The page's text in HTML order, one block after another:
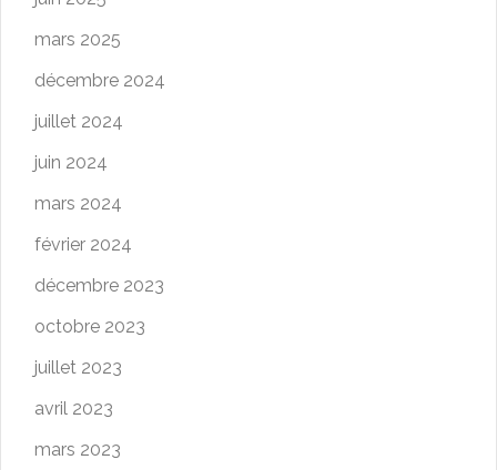
mars 2025
décembre 2024
juillet 2024
juin 2024
mars 2024
février 2024
décembre 2023
octobre 2023
juillet 2023
avril 2023
mars 2023